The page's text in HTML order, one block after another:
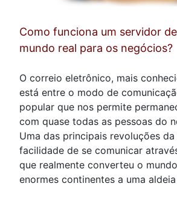
Como funciona um servidor
mundo real para os negócios?
O correio eletrônico, mais
está entre o modo de
popular que nos permite
com quase todas as pessoas do
Uma das principais revoluções
facilidade de se comunicar
que realmente converteu o
enormes continentes a uma